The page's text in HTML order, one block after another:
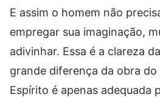
E assim o homem não
empregar sua imaginação,
adivinhar. Essa é a clareza
grande diferença da obra
Espírito é apenas adequada